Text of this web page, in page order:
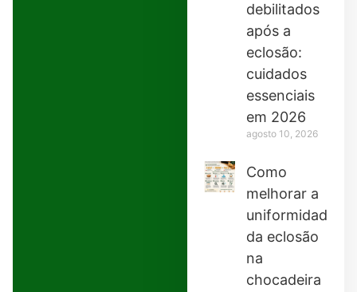
debilitados
após a
eclosão:
cuidados
essenciais
em 2026
agosto 10, 2026
Como
melhorar a
uniformidade
da eclosão
na
chocadeira